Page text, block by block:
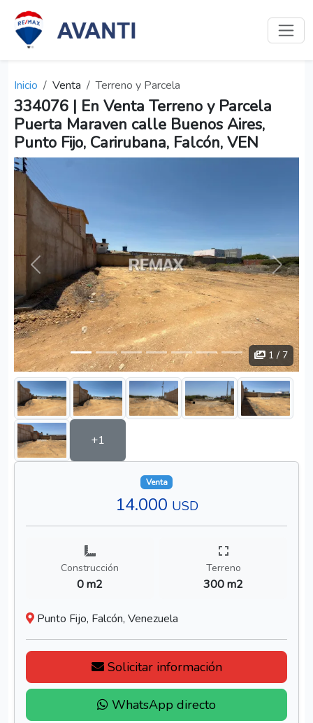
Inicio Venta Terreno y Parcela
334076 | En Venta Terreno y Parcela
Puerta Maraven calle Buenos Aires,
Punto Fijo, Carirubana, Falcón, VEN
Anterior
1 / 7
+1
Venta
14.000 USD
Construcción
0 m2
Terreno
300 m2
Punto Fijo, Falcón, Venezuela
Solicitar información
WhatsApp directo